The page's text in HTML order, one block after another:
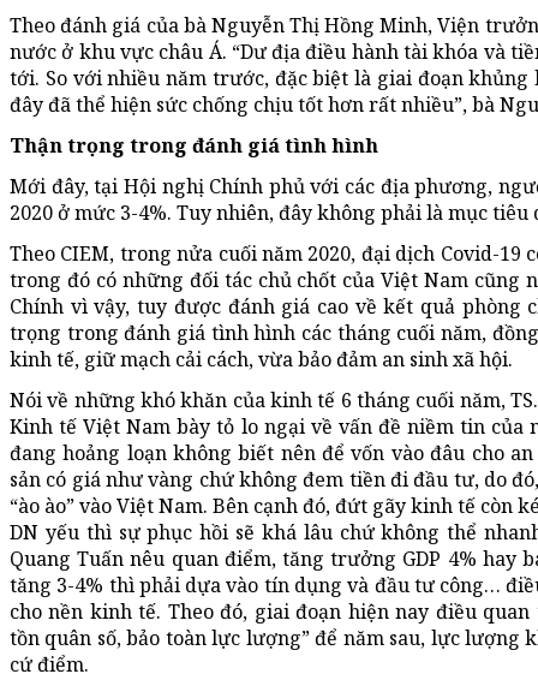
Theo đánh giá của bà Nguyễn Thị Hồng Minh, Viện
nước ở khu vực châu Á. “Dư địa điều hành tài khóa và
tới. So với nhiều năm trước, đặc biệt là giai đoạn
đây đã thể hiện sức chống chịu tốt hơn rất nhiều”, bà
Thận trọng trong đánh giá tình hình
Mới đây, tại Hội nghị Chính phủ với các địa phương,
2020 ở mức 3-4%. Tuy nhiên, đây không phải là mục tiêu
Theo CIEM, trong nửa cuối năm 2020, đại dịch Covid-
trong đó có những đối tác chủ chốt của Việt Nam
Chính vì vậy, tuy được đánh giá cao về kết quả
trọng trong đánh giá tình hình các tháng cuối năm,
kinh tế, giữ mạch cải cách, vừa bảo đảm an sinh xã hội.
Nói về những khó khăn của kinh tế 6 tháng cuối năm,
Kinh tế Việt Nam bày tỏ lo ngại về vấn đề niềm tin của
đang hoảng loạn không biết nên để vốn vào đâu cho
sản có giá như vàng chứ không đem tiền đi đầu tư, do
“ào ào” vào Việt Nam. Bên cạnh đó, đứt gãy kinh tế còn
DN yếu thì sự phục hồi sẽ khá lâu chứ không thể
Quang Tuấn nêu quan điểm, tăng trưởng GDP 4% hay
tăng 3-4% thì phải dựa vào tín dụng và đầu tư công…
cho nền kinh tế. Theo đó, giai đoạn hiện nay điều
tồn quân số, bảo toàn lực lượng” để năm sau, lực lượng
cứ điểm.